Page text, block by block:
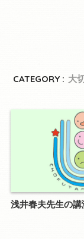
CATEGORY : 大
浅井春夫先生の